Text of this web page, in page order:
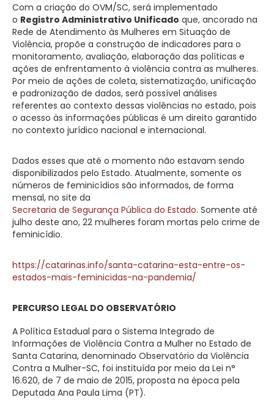
Com a criação do OVM/SC, será implementado
o Registro Administrativo Unificado que, ancorado na
Rede de Atendimento às Mulheres em Situação de
Violência, propõe a construção de indicadores para o
monitoramento, avaliação, elaboração das políticas e
ações de enfrentamento à violência contra as mulheres.
Por meio de ações de coleta, sistematização, unificação
e padronização de dados, será possível análises
referentes ao contexto dessas violências no estado, pois
o acesso às informações públicas é um direito garantido
no contexto jurídico nacional e internacional.
Dados esses que até o momento não estavam sendo
disponibilizados pelo Estado. Atualmente, somente os
números de feminicídios são informados, de forma
mensal, no site da
Secretaria de Segurança Pública do Estado. Somente até
julho deste ano, 22 mulheres foram mortas pelo crime de
feminicídio.
https://catarinas.info/santa-catarina-esta-entre-os-
estados-mais-feminicidas-na-pandemia/
PERCURSO LEGAL DO OBSERVATÓRIO
A Política Estadual para o Sistema Integrado de
Informações de Violência Contra a Mulher no Estado de
Santa Catarina, denominado Observatório da Violência
Contra a Mulher-SC, foi instituída por meio da Lei n°
16.620, de 7 de maio de 2015, proposta na época pela
Deputada Ana Paula Lima (PT).